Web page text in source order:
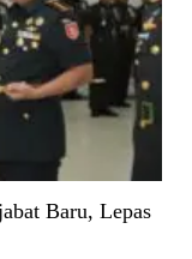
Baru, Lepas